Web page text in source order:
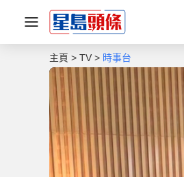
主頁 TV 時事台